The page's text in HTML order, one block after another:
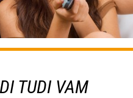
TUDI VAM